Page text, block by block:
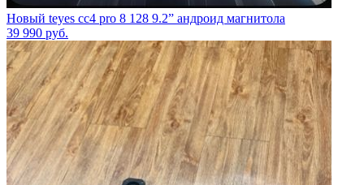
Новый teyes cc4 pro 8 128 9.2” андроид магнитола
39 990 руб.